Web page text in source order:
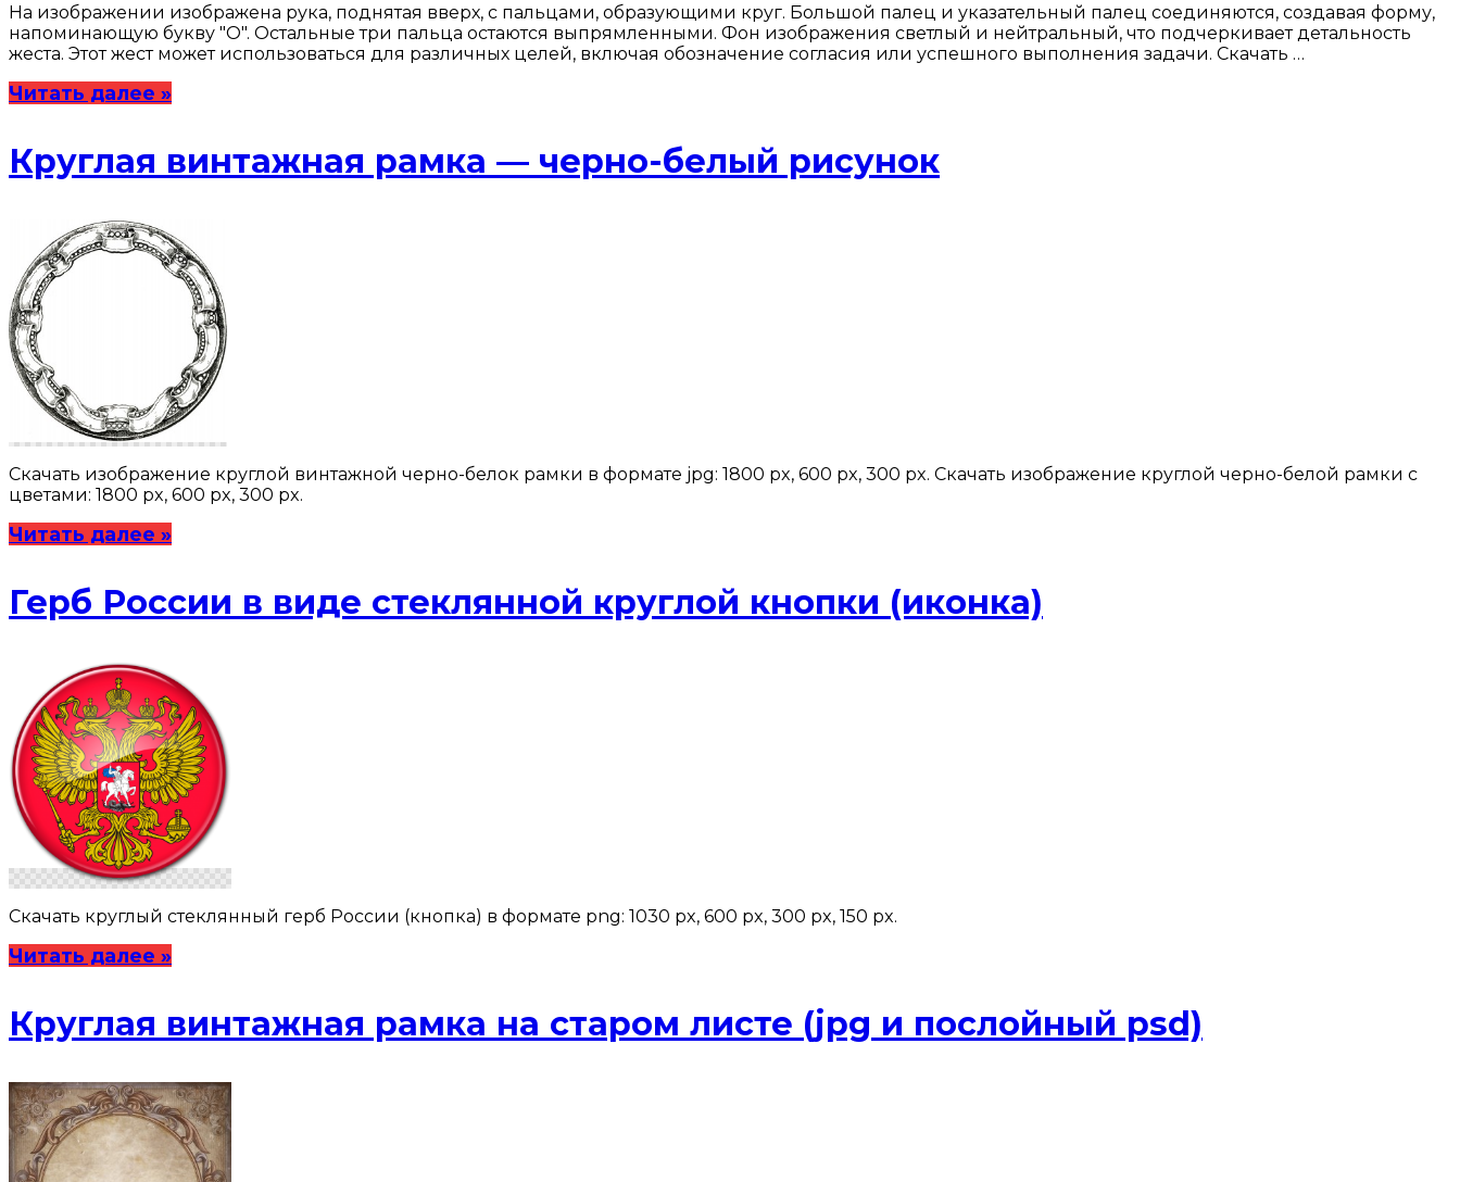
На изображении изображена рука, поднятая вверх, с пальцами, образующими круг. Большой палец и указательный палец соединяются, создавая форму,
напоминающую букву "О". Остальные три пальца остаются выпрямленными. Фон изображения светлый и нейтральный, что подчеркивает детальность
жеста. Этот жест может использоваться для различных целей, включая обозначение согласия или успешного выполнения задачи. Скачать …
Читать далее »
Круглая винтажная рамка — черно-белый рисунок
Скачать изображение круглой винтажной черно-белок рамки в формате jpg: 1800 px, 600 px, 300 px. Скачать изображение круглой черно-белой рамки с
цветами: 1800 px, 600 px, 300 px.
Читать далее »
Герб России в виде стеклянной круглой кнопки (иконка)
Скачать круглый стеклянный герб России (кнопка) в формате png: 1030 px, 600 px, 300 px, 150 px.
Читать далее »
Круглая винтажная рамка на старом листе (jpg и послойный psd)